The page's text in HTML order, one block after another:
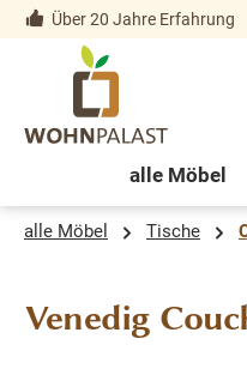
Zur
Über 20 Jahre Erfahrung
alle Möbel
alle Möbel Tische
Venedig